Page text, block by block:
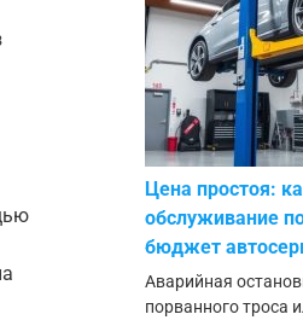
Цена простоя:
обслуживание
бюджет
Аварийная
порванного троса